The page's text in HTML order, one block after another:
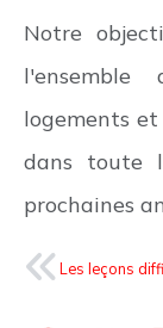
Notre
logements
dans toute
prochaines